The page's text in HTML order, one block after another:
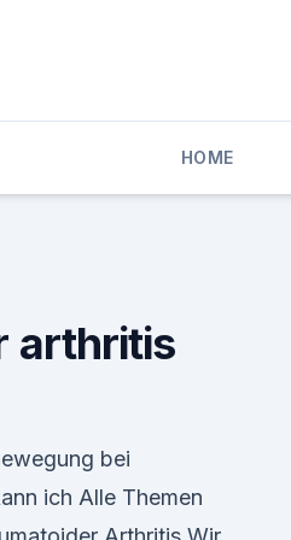
HOME
arthritis
bei
ich Alle Themen